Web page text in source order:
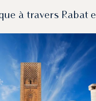
à travers Rabat